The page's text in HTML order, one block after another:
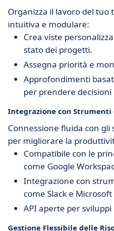
Organizza il lavoro del
intuitiva e modulare:
Crea viste
stato dei progetti.
Assegna priorità e
Approfondimenti
per prendere
Integrazione con Strumenti
Connessione fluida con
per migliorare la
Compatibile con le
come Google
Integrazione con
come Slack e Microsoft
API aperte per
Gestione Flessibile delle